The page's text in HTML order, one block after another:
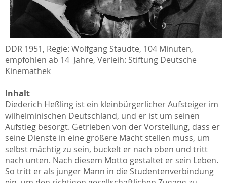
DDR 1951, Regie: Wolfgang Staudte, 104 Minuten,
empfohlen ab 14 Jahre, Verleih: Stiftung Deutsche
Kinemathek
Inhalt
Diederich Heßling ist ein kleinbürgerlicher Aufsteiger im
wilhelminischen Deutschland, und er ist um seinen
Aufstieg besorgt. Getrieben von der Vorstellung, dass er
seine Dienste in eine größere Macht stellen muss, um
selbst mächtig zu sein, buckelt er nach oben und tritt
nach unten. Nach diesem Motto gestaltet er sein Leben.
So tritt er als junger Mann in die Studentenverbindung